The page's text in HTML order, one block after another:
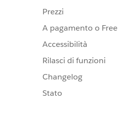
Prezzi
A pagamento o Free
Accessibilità
Rilasci di funzioni
Changelog
Stato